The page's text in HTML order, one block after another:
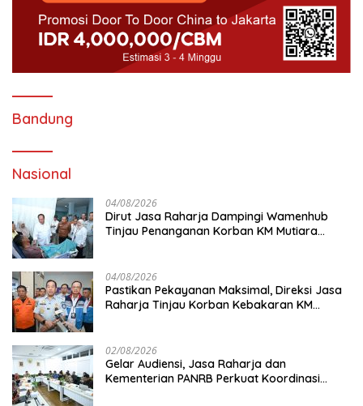
Bandung
Nasional
04/08/2026
Dirut Jasa Raharja Dampingi Wamenhub
Tinjau Penanganan Korban KM Mutiara
04/08/2026
Pastikan Pekayanan Maksimal, Direksi Jasa
Raharja Tinjau Korban Kebakaran KM
02/08/2026
Gelar Audiensi, Jasa Raharja dan
Kementerian PANRB Perkuat Koordinasi